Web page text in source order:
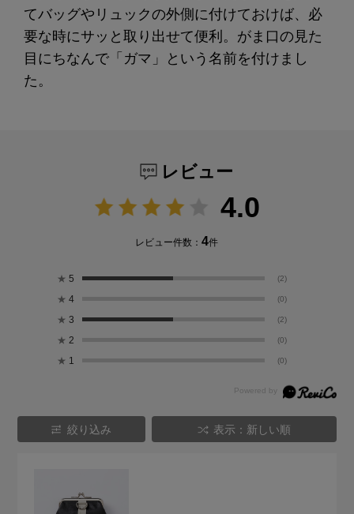
てバッグやリュックの外側に付けておけば、必
要な時にサッと取り出せて便利。がま口の見た
目にちなんで「ガマ」という名前を付けまし
た。
レビュー
4.0
レビュー件数：4件
★ 5 (2)
★ 4 (0)
★ 3 (2)
★ 2 (0)
★ 1 (0)
絞り込み 表示：新しい順